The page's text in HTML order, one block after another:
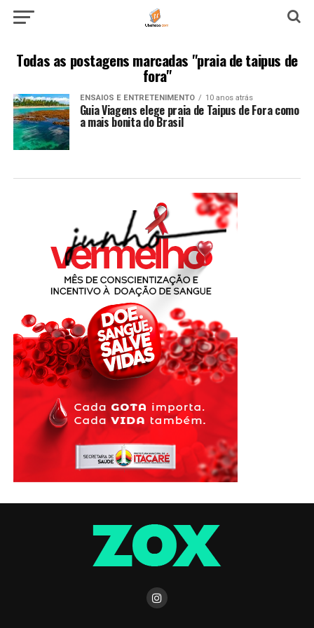
Todas as postagens marcadas "praia de taipus de
fora"
ENSAIOS E ENTRETENIMENTO 10 anos atrás
Guia Viagens elege praia de Taipus de Fora como
a mais bonita do Brasil